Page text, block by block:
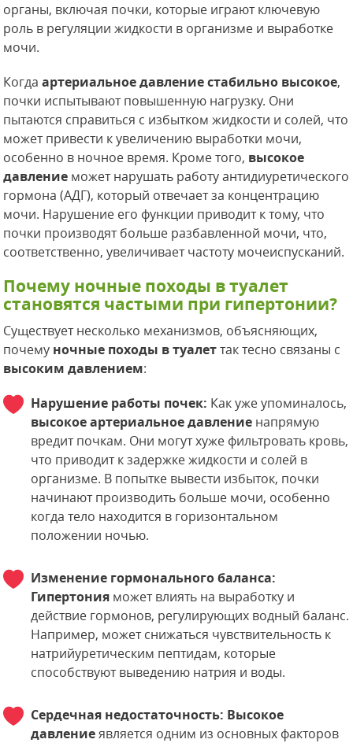
органы, включая почки, которые играют ключевую
роль в регуляции жидкости в организме и выработке
мочи.
Когдаартериальное давление стабильно высокое,
почки испытывают повышенную нагрузку. Они
пытаются справиться с избытком жидкости и солей, что
может привести к увеличению выработки мочи,
особенно в ночное время. Кроме того, высокое
давление может нарушать работу антидиуретического
гормона (АДГ), который отвечает за концентрацию
мочи. Нарушение его функции приводит к тому, что
почки производят больше разбавленной мочи, что,
соответственно, увеличивает частоту мочеиспусканий.
Почему ночные походы в туалет
становятся частыми при гипертонии?
Существует несколько механизмов, объясняющих,
почему ночные походы в туалеттак тесно связаны с
высоким давлением:
Нарушение работы почек: Как уже упоминалось,
высокое артериальное давление напрямую
вредит почкам. Они могут хуже фильтровать кровь,
что приводит к задержке жидкости и солей в
организме. В попытке вывести избыток, почки
начинают производить больше мочи, особенно
когда тело находится в горизонтальном
положении ночью.
Изменение гормонального баланса:
Гипертония может влиять на выработку и
действие гормонов, регулирующих водный баланс.
Например, может снижаться чувствительность к
натрийуретическим пептидам, которые
способствуют выведению натрия и воды.
Сердечная недостаточность: Высокое
давлениеявляется одним из основных факторов